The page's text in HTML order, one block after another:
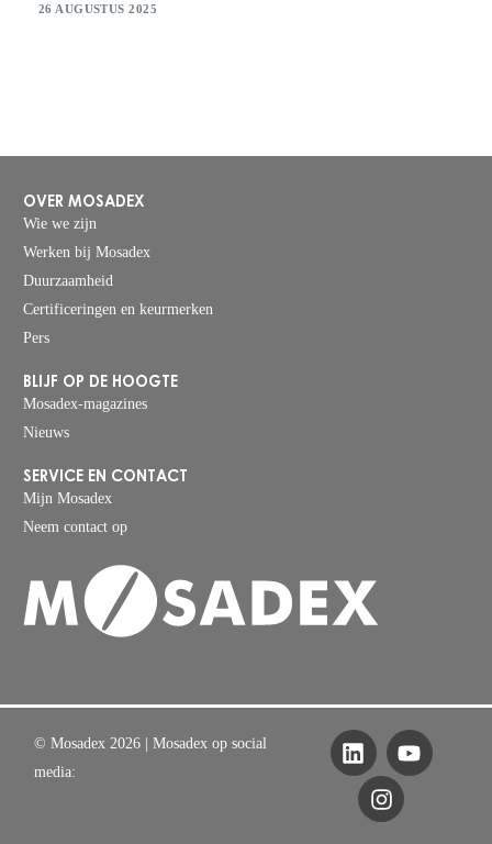
26 AUGUSTUS 2025
OVER MOSADEX
Wie we zijn
Werken bij Mosadex
Duurzaamheid
Certificeringen en keurmerken
Pers
BLIJF OP DE HOOGTE
Mosadex-magazines
Nieuws
SERVICE EN CONTACT
Mijn Mosadex
Neem contact op
© Mosadex 2026| Mosadex op social
media: